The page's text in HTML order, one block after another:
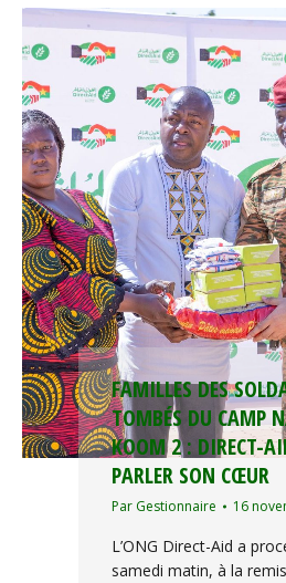
FAMILLES DES
TOMBÉS DU CAMP
KOOM 2 : DIRECT-
PARLER SON CŒUR
Par Gestionnaire 16
L’ONG Direct-Aid a
samedi matin, à la